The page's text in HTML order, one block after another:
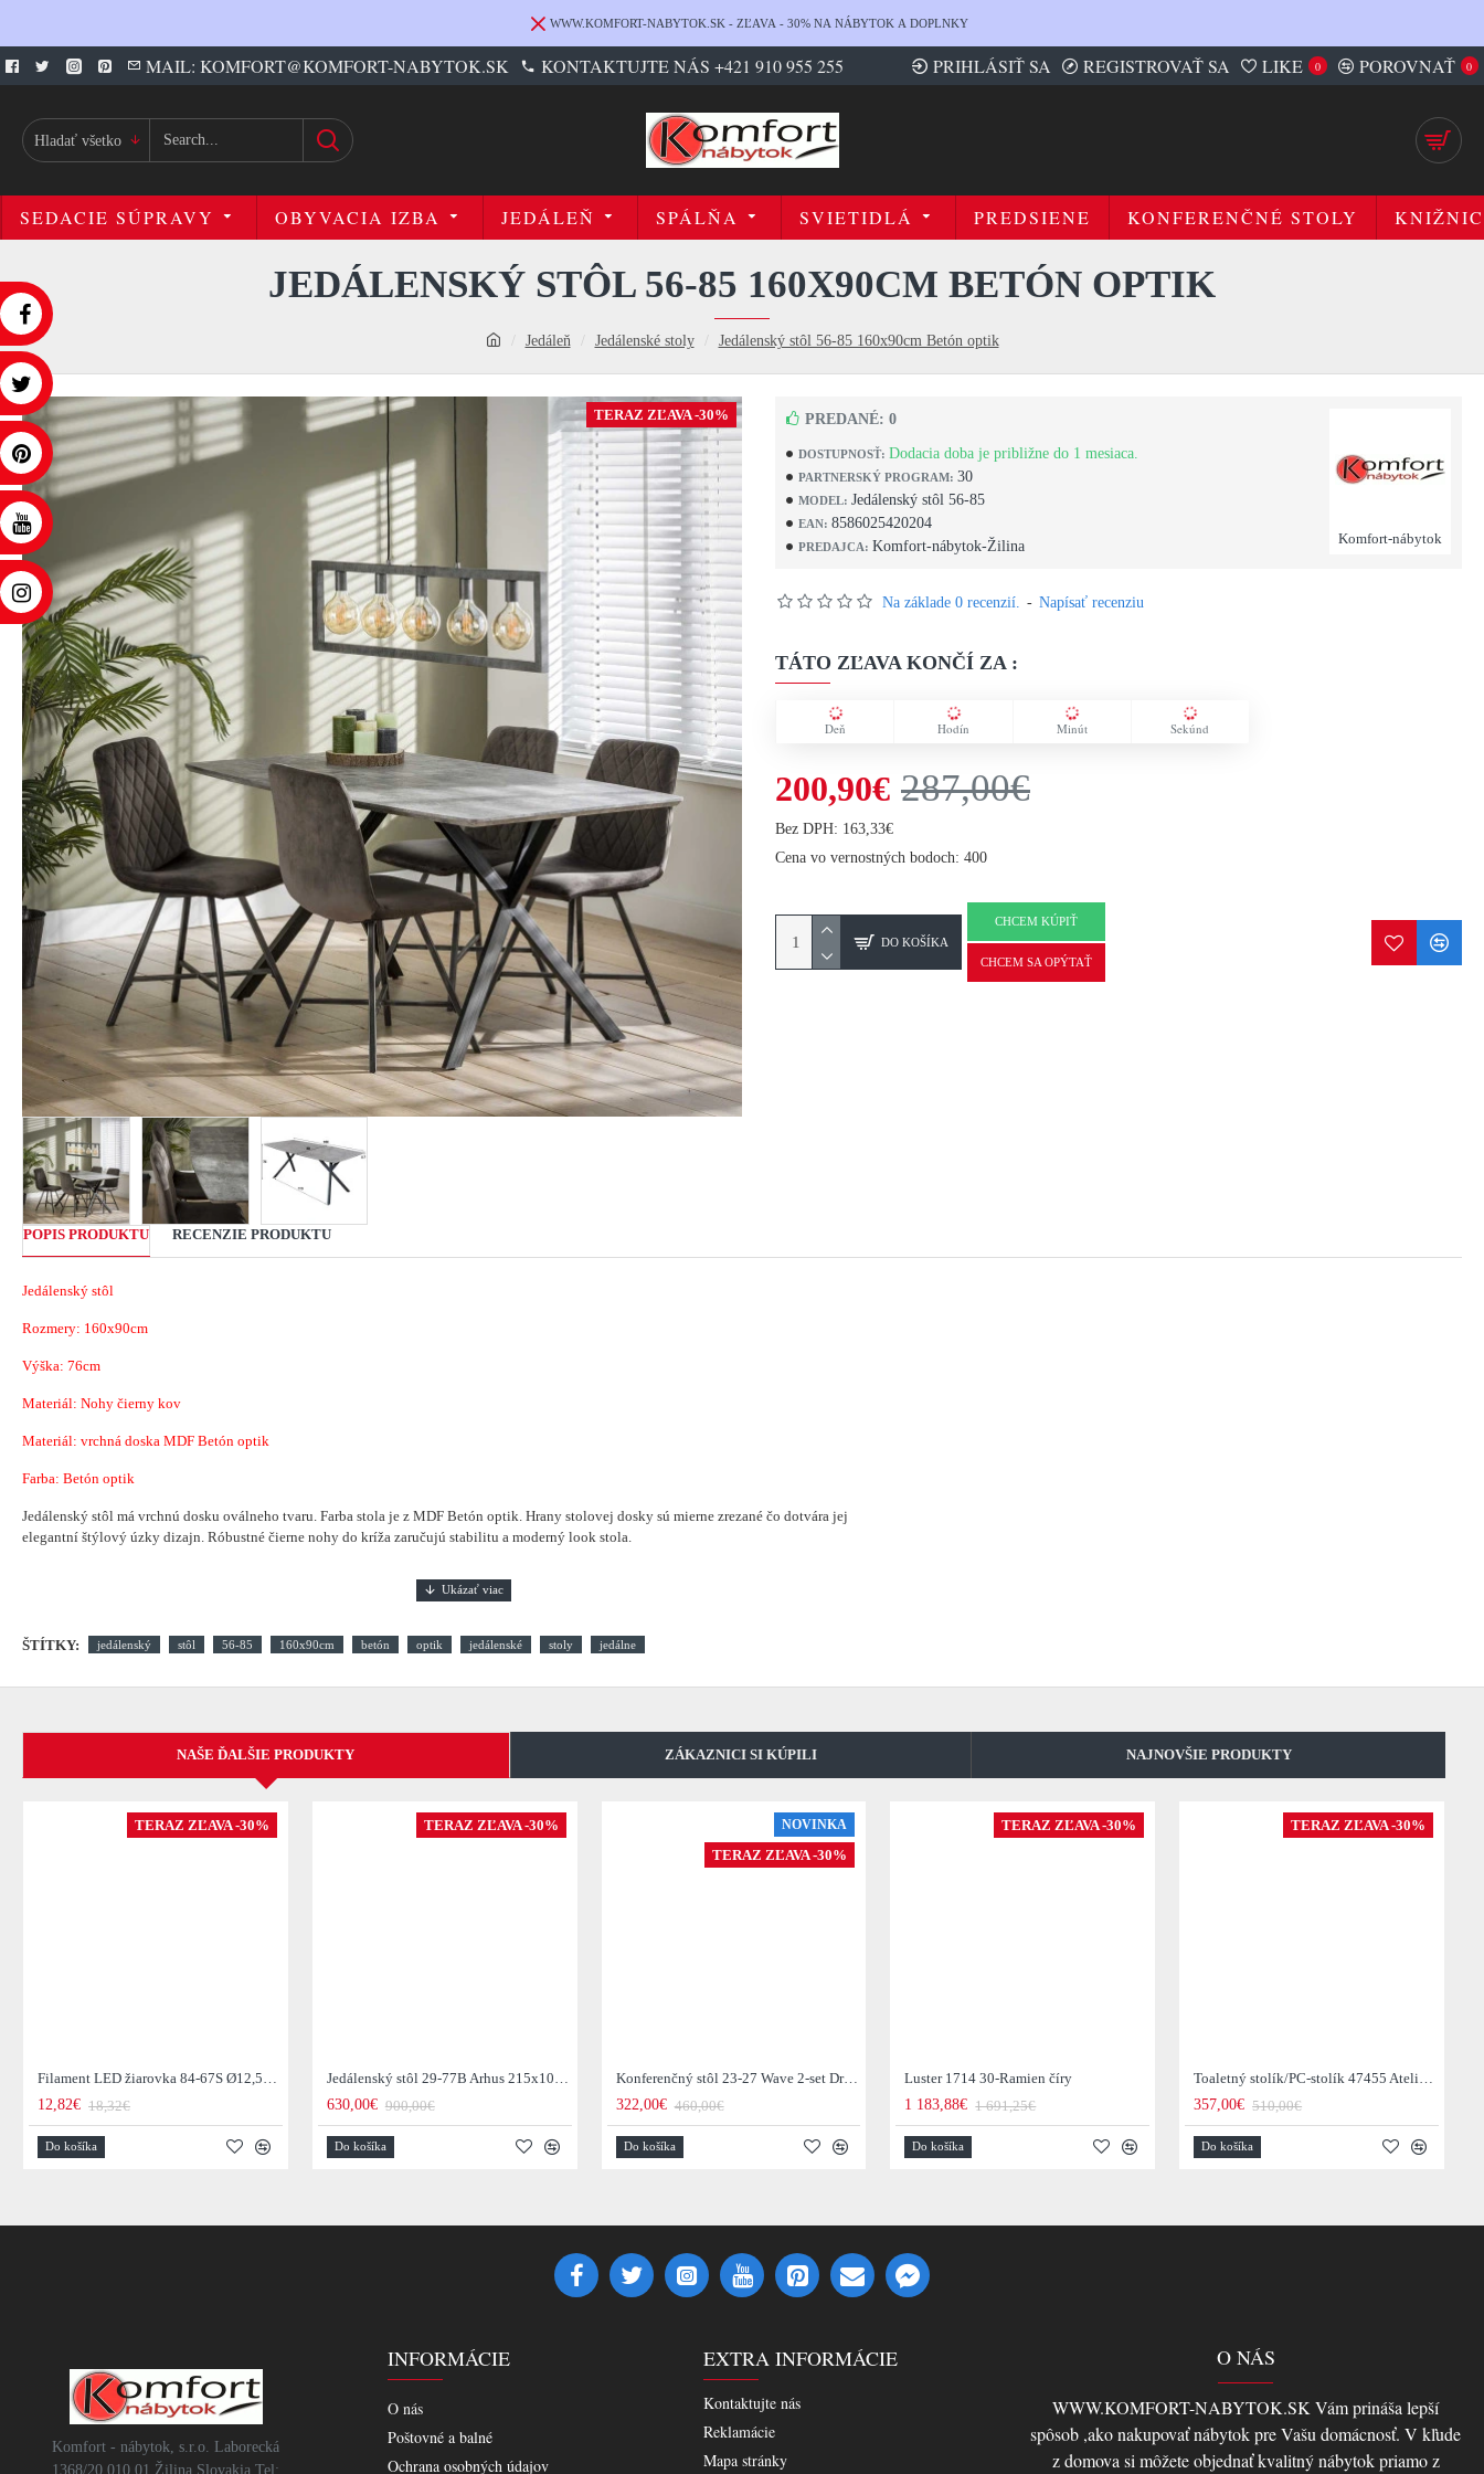
WWW.KOMFORT-NABYTOK.SK - ZĽAVA - 30% NA NÁBYTOK A DOPLNKY
MAIL: KOMFORT@KOMFORT-NABYTOK.SK KONTAKTUJTE NÁS +421 910 955 255 PRIHLÁSIŤ SA REGISTROVAŤ SA LIKE 0 POROVNAŤ 0
Hladať všetko
SEDACIE SÚPRAVY OBYVACIA IZBA JEDÁLEŇ SPÁLŇA SVIETIDLÁ PREDSIENE KONFERENČNÉ STOLY
Jedáleň Jedálenské stoly Jedálenský stôl 56-85 160x90cm Betón optik
JEDÁLENSKÝ STÔL 56-85 160X90CM BETÓN OPTIK
TERAZ ZĽAVA -30%
DOSTUPNOSŤ: Dodacia doba je približne do 1 mesiaca.
PARTNERSKÝ PROGRAM: 30
MODEL: Jedálenský stôl 56-85
EAN: 8586025420204
PREDAJCA: Komfort-nábytok-Žilina Komfort-nábytok
PREDANÉ: 0
Na základe 0 recenzií. - Napísať recenziu
TÁTO ZĽAVA KONČÍ ZA :
Deň Hodín Minút Sekúnd
200,90€ 287,00€
Bez DPH: 163,33€
Cena vo vernostných bodoch: 400
DO KOŠÍKA
CHCEM KÚPIŤ
CHCEM SA OPÝTAŤ
POPIS PRODUKTU RECENZIE PRODUKTU
Jedálenský stôl
Rozmery: 160x90cm
Výška: 76cm
Materiál: Nohy čierny kov
Materiál: vrchná doska MDF Betón optik
Farba: Betón optik
Jedálenský stôl má vrchnú dosku oválneho tvaru. Farba stola je z MDF Betón optik. Hrany stolovej dosky sú mierne zrezané čo dotvára jej
elegantní štýlový úzky dizajn. Róbustné čierne nohy do kríža zaručujú stabilitu a moderný look stola.
ŠTÍTKY: jedálenský stôl 56-85 160x90cm betón optik jedálenské stoly jedálne
NAŠE ĎALŠIE PRODUKTY ZÁKAZNICI SI KÚPILI NAJNOVŠIE PRODUKTY
TERAZ ZĽAVA -30%
Filament LED žiarovka 84-67S Ø12,5cm Smoke grey glass
12,82€ 18,32€
Do košíka
TERAZ ZĽAVA -30%
Jedálenský stôl 29-77B Arhus 215x105cm Drevo Hnedá Acacia
630,00€ 900,00€
Do košíka
NOVINKA
TERAZ ZĽAVA -30%
Konferenčný stôl 23-27 Wave 2-set Drevo Mango
322,00€ 460,00€
Do košíka
TERAZ ZĽAVA -30%
Luster 1714 30-Ramien číry
1 183,88€ 1 691,25€
Do košíka
TERAZ ZĽAVA -30%
Toaletný stolík/PC-stolík 47455 Atelier 120cm Natural Dub Dyha
357,00€ 510,00€
Do košíka
Komfort - nábytok, s.r.o. Laborecká
1368/20 010 01 Žilina Slovakia Tel:
INFORMÁCIE
O nás
Poštovné a balné
Ochrana osobných údajov
EXTRA INFORMÁCIE
Kontaktujte nás
Reklamácie
Mapa stránky
O NÁS
WWW.KOMFORT-NABYTOK.SK Vám prináša lepší
spôsob ,ako nakupovať nábytok pre Vašu domácnosť. V kľude
z domova si môžete objednať kvalitný nábytok priamo z